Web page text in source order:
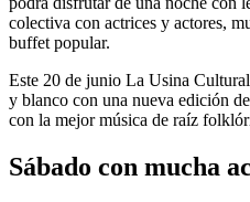
colectiva con actrices y actores,
buffet popular.
Este 20 de junio La Usina
y blanco con una nueva edición
con la mejor música de raíz
Sábado con mucha